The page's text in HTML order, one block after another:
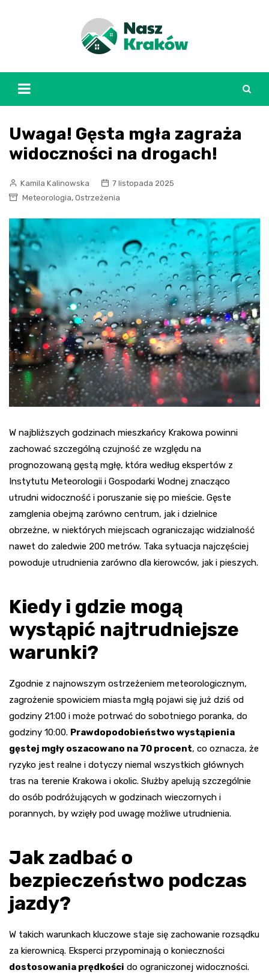
Uwaga! Gęsta mgła zagraża
widoczności na drogach!
Kamila Kalinowska
7 listopada 2025
Meteorologia, Ostrzeżenia
W najbliższych godzinach mieszkańcy Krakowa powinni
zachować szczególną czujność ze względu na
prognozowaną gęstą mgłę, która według ekspertów z
Instytutu Meteorologii i Gospodarki Wodnej znacząco
utrudni widoczność i poruszanie się po mieście. Gęste
zamglenia obejmą zarówno centrum, jak i dzielnice
obrzeżne, w niektórych miejscach ograniczając widzialność
nawet do zaledwie 200 metrów. Taka sytuacja najczęściej
powoduje utrudnienia zarówno dla kierowców, jak i pieszych.
Kiedy i gdzie mogą
wystąpić najtrudniejsze
warunki?
Zgodnie z najnowszym ostrzeżeniem meteorologicznym,
zagrożenie spowiciem miasta mgłą pojawi się już dziś od
godziny 21:00 i może potrwać do sobotniego poranka, do
godziny 10:00. Prawdopodobieństwo wystąpienia
gęstej mgły oszacowano na 70 procent, co oznacza, że
ryzyko jest realne i dotyczy niemal wszystkich głównych
tras na terenie Krakowa i okolic. Służby apelują szczególnie
do osób podróżujących w godzinach wieczornych i
porannych, by wzięły pod uwagę możliwe utrudnienia.
Jak zadbać o
bezpieczeństwo podczas
jazdy?
W takich warunkach kluczowe staje się zachowanie rozsądku
za kierownicą. Eksperci przypominają o konieczności
dostosowania prędkości do ograniczonej widoczności.